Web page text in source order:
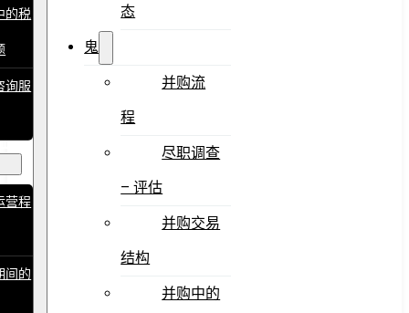
的税
询服
运
营程
间的
态
鬼
并购流
程
尽职调查
– 评估
并购交易
结构
并购中的